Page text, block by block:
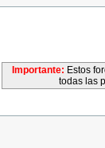
Importante: Estos
todas las